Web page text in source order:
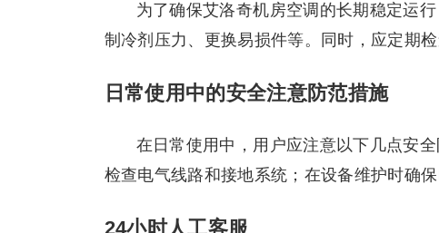
为了确保艾洛奇机房空调的长期稳定运
制冷剂压力、更换易损件等。同时，应定期
日常使用中的安全注意防范措施
在日常使用中，用户应注意以下几点安
检查电气线路和接地系统；在设备维护时确
24小时人工客服